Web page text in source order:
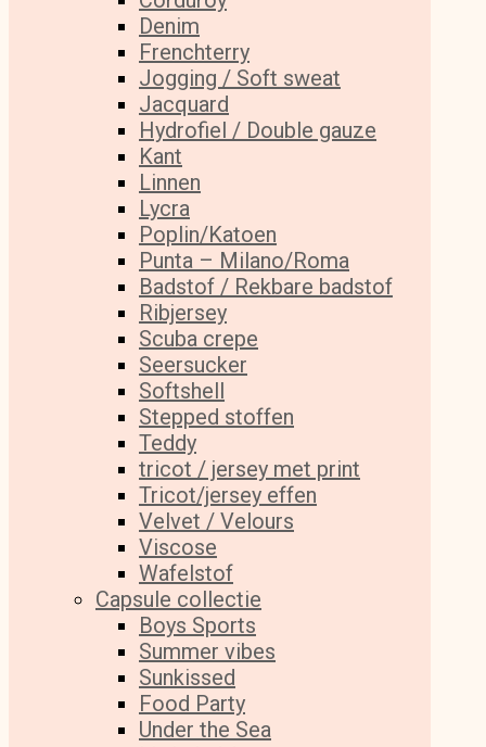
Denim
Frenchterry
Jogging / Soft sweat
Jacquard
Hydrofiel / Double gauze
Kant
Linnen
Lycra
Poplin/Katoen
Punta – Milano/Roma
Badstof / Rekbare badstof
Ribjersey
Scuba crepe
Seersucker
Softshell
Stepped stoffen
Teddy
tricot / jersey met print
Tricot/jersey effen
Velvet / Velours
Viscose
Wafelstof
Capsule collectie
Boys Sports
Summer vibes
Sunkissed
Food Party
Under the Sea